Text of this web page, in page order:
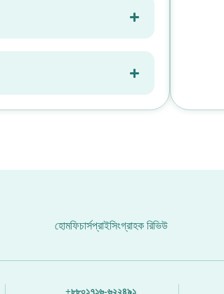
হোমফিচার্সপ্রাইসিংগ্রাহক রিভিউ
+৮৮০১৭১৬-৬২২৪৯১